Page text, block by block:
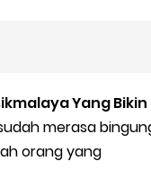
Lain
Yang Bikin
merasa
orang yang